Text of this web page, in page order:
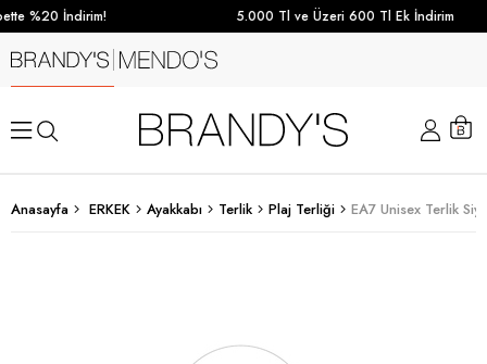
%20 İndirim! 5.000 Tl ve Üzeri 600 Tl Ek İndirim
Anasayfa ERKEK Ayakkabı Terlik Plaj Terliği EA7 Unisex Terlik